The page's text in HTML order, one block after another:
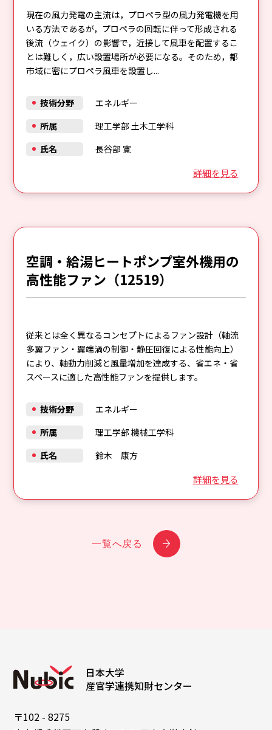
現在の風力発電の主流は，プロペラ型の風力発電機を用
いる方法であるが，プロペラの回転に伴って形成される
後流（ウェイク）の影響で，近接して風車を配置するこ
とは難しく，広い設置場所が必要になる。そのため，都
市域に密にプロペラ風車を設置し...
詳細を見る
技術分野
エネルギー
所属
理工学部 土木工学科
氏名
長谷部 寛
空調・給湯ヒートポンプ室外機用の
高性能ファン（12519）
従来とは全く異なるコンセプトによるファン設計（軸流
多翼ファン・翼端渦の制御・静圧回復による性能向上）
により、軸動力削減と風量増加を達成する、省エネ・省
スペースに適した高性能ファンを提供します。
詳細を見る
技術分野
エネルギー
所属
理工学部 機械工学科
氏名
鈴木 康方
一覧へ戻る
日本大学
産官学連携知財センター
〒102 - 8275